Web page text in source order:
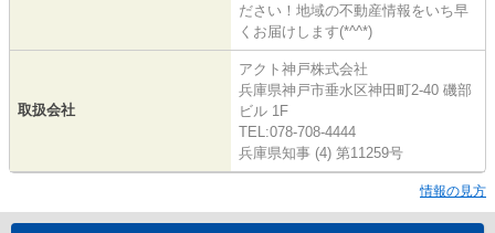
ださい！地域の不動産情報をいち早
くお届けします(*^^*)
取扱会社
アクト神戸株式会社
兵庫県神戸市垂水区神田町2-40 磯部
ビル 1F
TEL:078-708-4444
兵庫県知事 (4) 第11259号
情報の見方